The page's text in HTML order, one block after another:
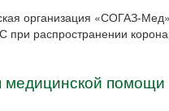
организация «СОГАЗ-
распространении
помощи